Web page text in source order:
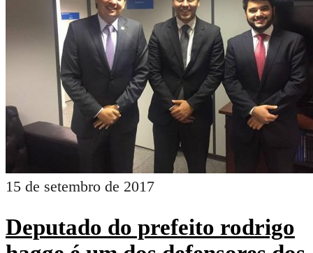
15 de setembro de 2017
Deputado do prefeito rodrigo